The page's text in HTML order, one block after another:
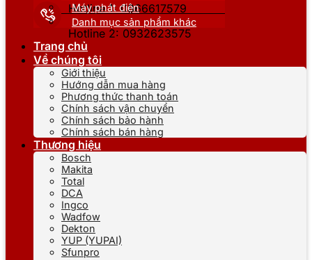
Hotline 1: 0866617579
Hotline 2: 0932623575
Máy phát điện
Danh mục sản phẩm khác
Trang chủ
Về chúng tôi
Giới thiệu
Hướng dẫn mua hàng
Phương thức thanh toán
Chính sách vận chuyển
Chính sách bảo hành
Chính sách bán hàng
Thương hiệu
Bosch
Makita
Total
DCA
Ingco
Wadfow
Dekton
YUP (YUPAI)
Sfunpro